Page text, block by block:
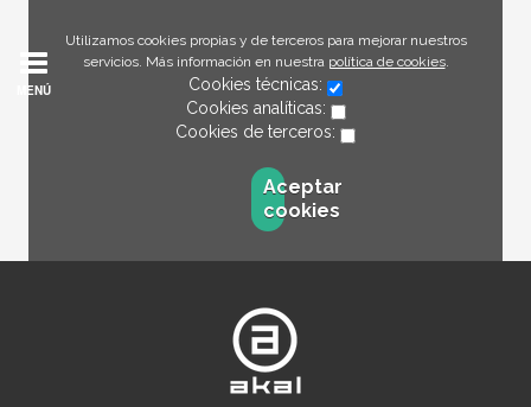
Utilizamos cookies propias y de terceros para mejorar nuestros
servicios. Más información en nuestra política de cookies.
Cookies técnicas:
Cookies analíticas:
Cookies de terceros:
Aceptar
cookies
MENÚ